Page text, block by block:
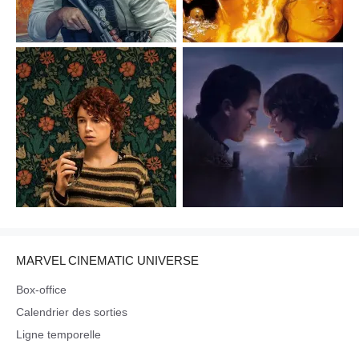
MARVEL CINEMATIC UNIVERSE
Box-office
Calendrier des sorties
Ligne temporelle